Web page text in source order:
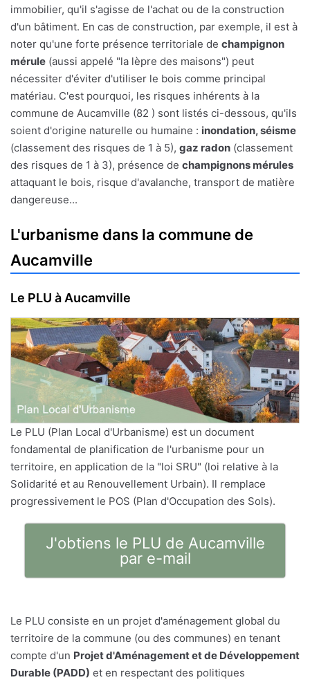
immobilier, qu'il s'agisse de l'achat ou de la construction
d'un bâtiment. En cas de construction, par exemple, il est à
noter qu'une forte présence territoriale de champignon
mérule (aussi appelé "la lèpre des maisons") peut
nécessiter d'éviter d'utiliser le bois comme principal
matériau. C'est pourquoi, les risques inhérents à la
commune de Aucamville (82 ) sont listés ci-dessous, qu'ils
soient d'origine naturelle ou humaine : inondation, séisme
(classement des risques de 1 à 5), gaz radon (classement
des risques de 1 à 3), présence de champignons mérules
attaquant le bois, risque d'avalanche, transport de matière
dangereuse...
L'urbanisme dans la commune de
Aucamville
Le PLU à Aucamville
Le PLU (Plan Local d'Urbanisme) est un document
fondamental de planification de l'urbanisme pour un
territoire, en application de la "loi SRU" (loi relative à la
Solidarité et au Renouvellement Urbain). Il remplace
progressivement le POS (Plan d'Occupation des Sols).
J'obtiens le PLU de Aucamville
par e-mail
Le PLU consiste en un projet d'aménagement global du
territoire de la commune (ou des communes) en tenant
compte d'un Projet d'Aménagement et de Développement
Durable (PADD) et en respectant des politiques